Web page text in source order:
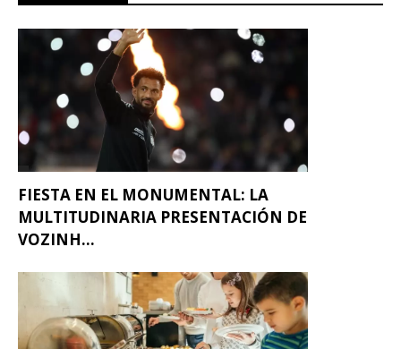
FIESTA EN EL MONUMENTAL: LA
MULTITUDINARIA PRESENTACIÓN DE
VOZINH...